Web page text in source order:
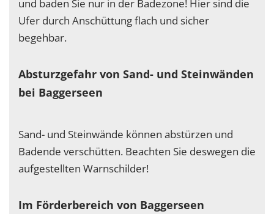
und baden Sie nur in der Badezone! Hier sind die
Ufer durch Anschüttung flach und sicher
begehbar.
Absturzgefahr von Sand- und Steinwänden
bei Baggerseen
Sand- und Steinwände können abstürzen und
Badende verschütten. Beachten Sie deswegen die
aufgestellten Warnschilder!
Im Förderbereich von Baggerseen